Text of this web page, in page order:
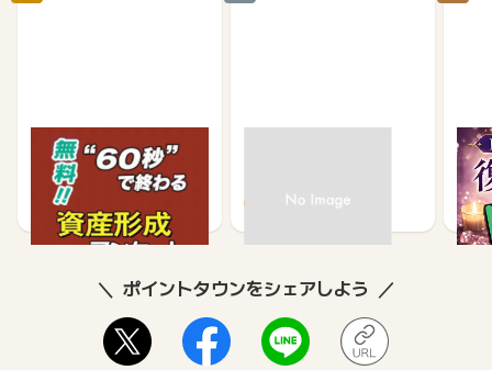
【無料・60秒で終わる】
資産形成に関するアンケ
ート540 64
復
ケー
ポイントタウンをシェアしよう